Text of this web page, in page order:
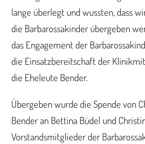
lange überlegt und wussten, dass
die Barbarossakinder übergeben
das Engagement der
die Einsatzbereitschaft der
die Eheleute Bender.
Übergeben wurde die Spende von
Bender an Bettina Büdel und
Vorstandsmitglieder der